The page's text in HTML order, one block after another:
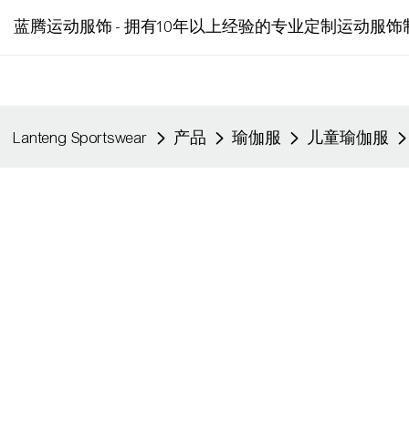
蓝腾运动服饰 - 拥有10年以上经验的专业定制运动服饰
Lanteng Sportswear 产品 瑜伽服 儿童瑜伽服